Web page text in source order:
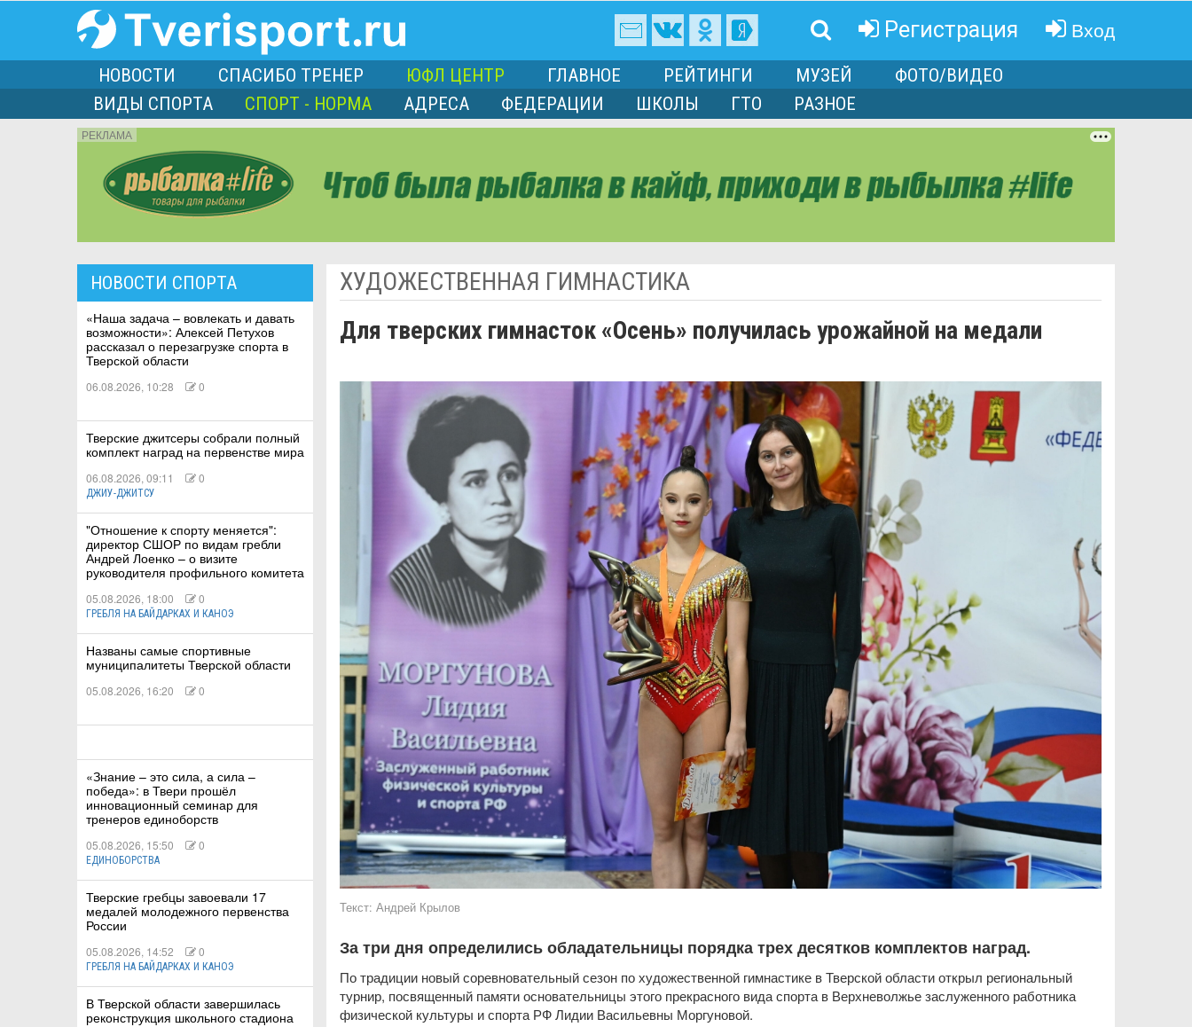
Регистрация Вход
НОВОСТИ СПАСИБО ТРЕНЕР ЮФЛ ЦЕНТР ГЛАВНОЕ РЕЙТИНГИ МУЗЕЙ
ФОТО/ВИДЕО
ВИДЫ СПОРТА
СПОРТ - НОРМА АДРЕСА ФЕДЕРАЦИИ ШКОЛЫ ГТО РАЗНОЕ
РЕКЛАМА
НОВОСТИ СПОРТА
«Наша задача – вовлекать и давать
возможности»: Алексей Петухов
рассказал о перезагрузке спорта в
Тверской области
06.08.2026, 10:28 0
Тверские джитсеры собрали полный
комплект наград на первенстве мира
06.08.2026, 09:11 0
ДЖИУ-ДЖИТСУ
"Отношение к спорту меняется":
директор СШОР по видам гребли
Андрей Лоенко – о визите
руководителя профильного комитета
05.08.2026, 18:00 0
ГРЕБЛЯ НА БАЙДАРКАХ И КАНОЭ
Названы самые спортивные
муниципалитеты Тверской области
05.08.2026, 16:20 0
«Знание – это сила, а сила –
победа»: в Твери прошёл
инновационный семинар для
тренеров единоборств
05.08.2026, 15:50 0
ЕДИНОБОРСТВА
Тверские гребцы завоевали 17
медалей молодежного первенства
России
05.08.2026, 14:52 0
ГРЕБЛЯ НА БАЙДАРКАХ И КАНОЭ
В Тверской области завершилась
реконструкция школьного стадиона
ХУДОЖЕСТВЕННАЯ ГИМНАСТИКА
Для тверских гимнасток «Осень» получилась урожайной на медали
Текст:Андрей Крылов
За три дня определились обладательницы порядка трех десятков комплектов наград.
По традиции новый соревновательный сезон по художественной гимнастике в Тверской области открыл региональный
турнир, посвященный памяти основательницы этого прекрасного вида спорта в Верхневолжье заслуженного работника
физической культуры и спорта РФ Лидии Васильевны Моргуновой.